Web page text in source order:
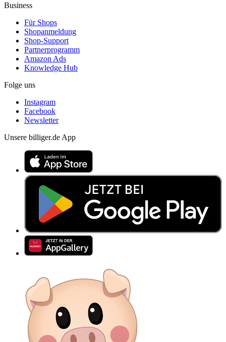
Business
Für Shops
Shopanmeldung
Shop-Support
Partnerprogramm
Amazon Ads
Knowledge Hub
Folge uns
Instagram
Facebook
Newsletter
Unsere billiger.de App